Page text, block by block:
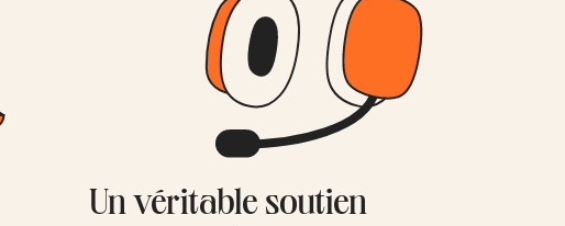
Un véritable soutien